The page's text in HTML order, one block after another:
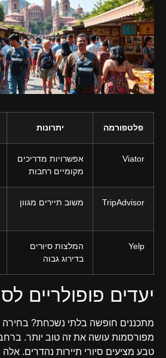
פלטפורמה יתרונות
Viator
אפשרויות מדריכים
מקומיים רחבות
TripAdvisor משוב תיירים מגוון
Yelp
המלצות סיורים
בדירוג גבוה
יעדים פופולריים
מתכננים חופשה בלתי נשכחת? בחירה
מפורסמות עושה את זה טוב יותר.
טבע מציעים סיורי תיירות נהדרים.